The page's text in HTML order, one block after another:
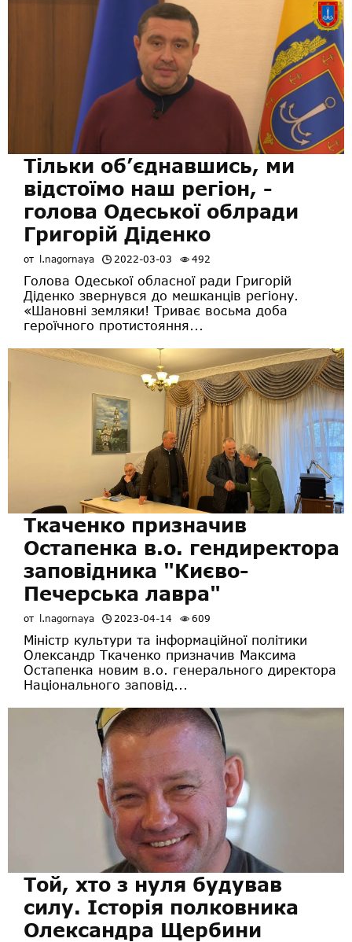
Тільки об’єднавшись, ми
відстоїмо наш регіон, -
голова Одеської облради
Григорій Діденко
от l.nagornaya 2022-03-03 492
Голова Одеської обласної ради Григорій
Діденко звернувся до мешканців регіону.
«Шановні земляки! Триває восьма доба
героїчного протистояння...
Ткаченко призначив
Остапенка в.о. гендиректора
заповідника "Києво-
Печерська лавра"
от l.nagornaya 2023-04-14 609
Міністр культури та інформаційної політики
Олександр Ткаченко призначив Максима
Остапенка новим в.о. генерального директора
Національного заповід...
Той, хто з нуля будував
силу. Історія полковника
Олександра Щербини